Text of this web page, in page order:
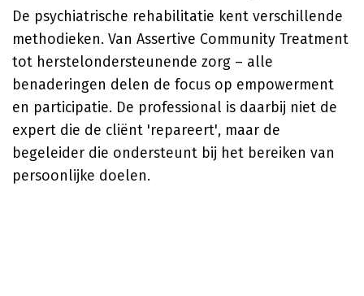
De psychiatrische rehabilitatie kent verschillende
methodieken. Van Assertive Community Treatment
tot herstelondersteunende zorg – alle
benaderingen delen de focus op empowerment
en participatie. De professional is daarbij niet de
expert die de cliënt 'repareert', maar de
begeleider die ondersteunt bij het bereiken van
persoonlijke doelen.